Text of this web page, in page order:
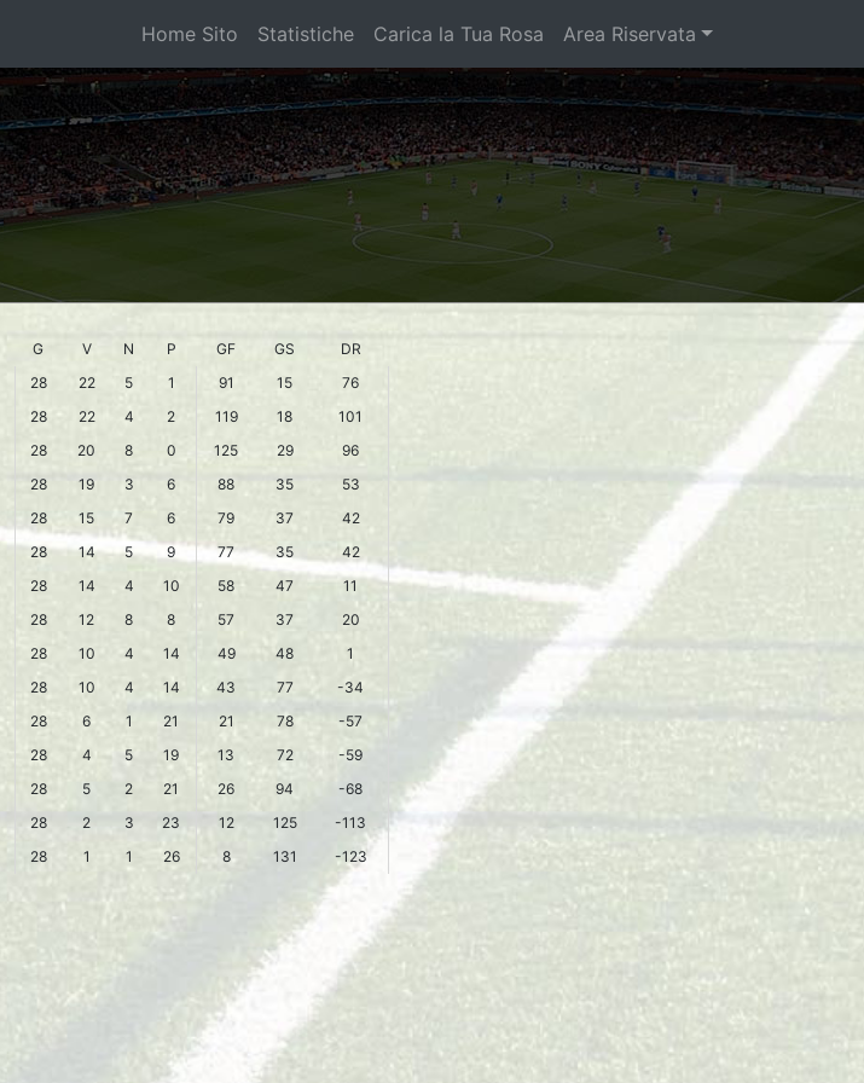
Home Sito Statistiche Carica la Tua Rosa Area Riservata
G V N P GF GS
DR
28 22 5 1 91 15
76
28 22 4 2 119 18
101
28 20 8 0 125 29
96
28 19 3 6 88 35
53
28 15 7 6 79 37
42
28 14 5 9 77 35
42
28 14 4 10 58 47
11
28 12 8 8 57 37
20
28 10 4 14 49 48
1
28 10 4 14 43 77
-34
28 6 1 21 21 78
-57
28 4 5 19 13 72
-59
28 5 2 21 26 94
-68
28 2 3 23 12 125
-113
28 1 1 26 8 131
-123